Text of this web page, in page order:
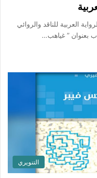
العربية للناقد والروائي
بعنوان ” غياهب…
التنويري